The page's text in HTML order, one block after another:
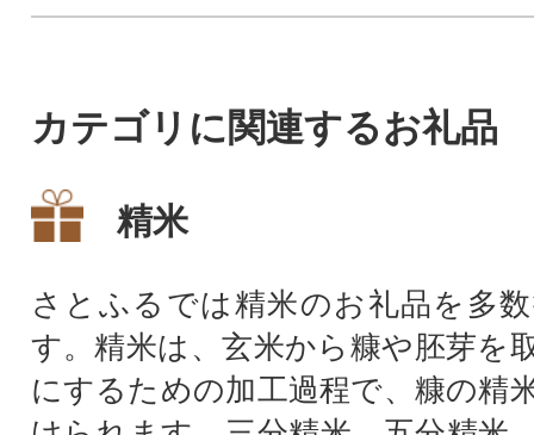
カテゴリに関連するお礼品
精米
さとふるでは精米のお礼品を多
す。精米は、玄米から糠や胚芽を
にするための加工過程で、糠の精